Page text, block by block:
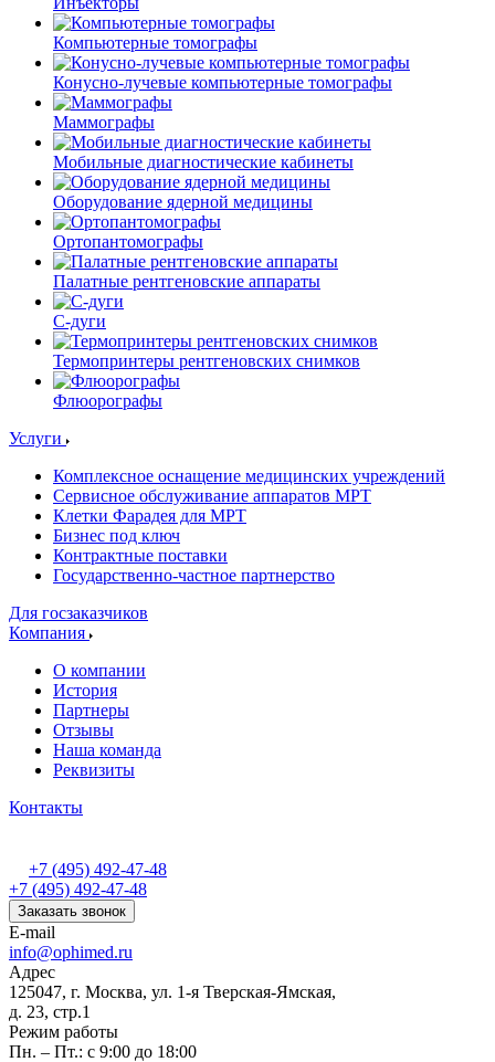
Компьютерные томографы
Конусно-лучевые компьютерные томографы
Маммографы
Мобильные диагностические кабинеты
Оборудование ядерной медицины
Ортопантомографы
Палатные рентгеновские аппараты
С-дуги
Термопринтеры рентгеновских снимков
Флюорографы
Услуги
Комплексное оснащение медицинских учреждений
Сервисное обслуживание аппаратов МРТ
Клетки Фарадея для МРТ
Бизнес под ключ
Контрактные поставки
Государственно-частное партнерство
Для госзаказчиков
Компания
О компании
История
Партнеры
Отзывы
Наша команда
Реквизиты
Контакты
+7 (495) 492-47-48
+7 (495) 492-47-48
Заказать звонок
E-mail
info@ophimed.ru
Адрес
125047, г. Москва, ул. 1-я Тверская-Ямская,
д. 23, стр.1
Режим работы
Пн. – Пт.: с 9:00 до 18:00